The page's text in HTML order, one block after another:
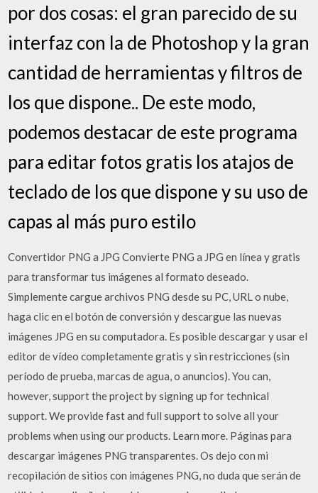
por dos cosas: el gran parecido de su
interfaz con la de Photoshop y la gran
cantidad de herramientas y filtros de
los que dispone.. De este modo,
podemos destacar de este programa
para editar fotos gratis los atajos de
teclado de los que dispone y su uso de
capas al más puro estilo
Convertidor PNG a JPG Convierte PNG a JPG en línea y gratis
para transformar tus imágenes al formato deseado.
Simplemente cargue archivos PNG desde su PC, URL o nube,
haga clic en el botón de conversión y descargue las nuevas
imágenes JPG en su computadora. Es posible descargar y usar el
editor de vídeo completamente gratis y sin restricciones (sin
período de prueba, marcas de agua, o anuncios). You can,
however, support the project by signing up for technical
support. We provide fast and full support to solve all your
problems when using our products. Learn more. Páginas para
descargar imágenes PNG transparentes. Os dejo con mi
recopilación de sitios con imágenes PNG, no duda que serán de